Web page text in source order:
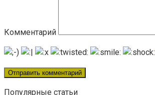
Комментарий
Популярные статьи